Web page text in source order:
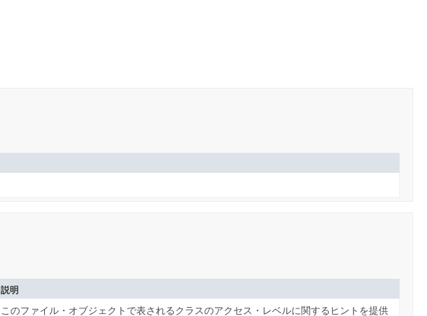
説明
このファイル・オブジェクトで表されるクラスのアクセス・レベルに関するヒントを提供